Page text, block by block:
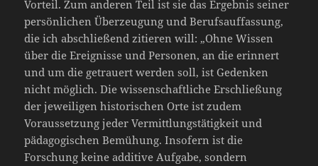
Vorteil. Zum anderen Teil ist sie das Ergebnis seiner
persönlichen Überzeugung und Berufsauffassung,
die ich abschließend zitieren will: „Ohne Wissen
über die Ereignisse und Personen, an die erinnert
und um die getrauert werden soll, ist Gedenken
nicht möglich. Die wissenschaftliche Erschließung
der jeweiligen historischen Orte ist zudem
Voraussetzung jeder Vermittlungstätigkeit und
pädagogischen Bemühung. Insofern ist die
Forschung keine additive Aufgabe, sondern